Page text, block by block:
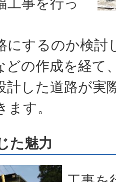
にするのか検討
どの作成を経て
計した道路が実
す。
た魅力